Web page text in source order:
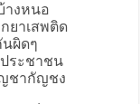
างหนอ
ยาเสพติด
ผิดๆ
ระชาชน
ชากัญชง